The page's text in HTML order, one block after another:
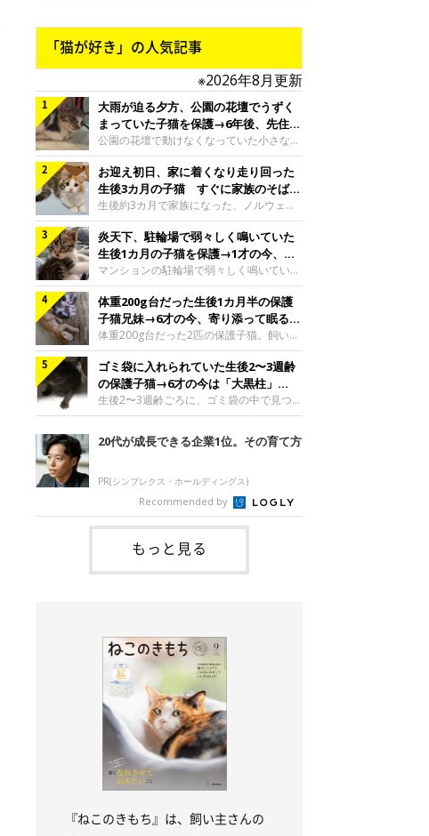
「猫が好き」の人気記事
※2026年8月更新
大雨が迫る夕方、公園の花壇でうずく
まっていた子猫を保護→6年後、先住猫
と“姉妹”のような関係に
公園の花壇で動けなくなっていた小さな子
猫。家族に迎えられてから6年、先住猫と
の間には深い絆が育まれていました。保護
当時のティダちゃん。
@muumuu62197189紹介するのは、
X（旧Twitter）ユーザー
@muumuu62197189さんの愛猫・ティダ
ちゃん（取材時6才）の成長記録です。こ
ちらは、生後3カ月ごろのティダちゃん。
飼い主さんが出会ったのは、夜から大雨に
なると予報されていた日の夕方でした。花
壇で動けずにいた子猫保護したばかりのテ
ィダちゃん。@muumuu62197189飼い主
さんは、公園の
お迎え初日、家に着くなり走り回った
生後3カ月の子猫 すぐに家族のそばで
落ち着く姿に「迎えてよかった」
生後約3カ月で家族になった、ノルウェー
ジャンフォレストキャットの子猫。お迎え
翌日には、すでに家でくつろぐ様子を見せ
ていました。お迎え翌日、ベッドでうとう
とするむうちゃんお迎え翌日のむうちゃ
ん。@umimugi0304紹介するのは、
Instagramユーザー@umimugi0304さんの
愛猫・むうちゃん（撮影時、生後約3カ月
／ノルウェージャンフォレストキャッ
ト）。こちらは、お迎え翌日に撮影された
一枚。ゴハンをお腹いっぱい食べたむうち
ゃんは眠くなり、飼い主さん夫婦のベッド
でうとうとし始めたのだとか。飼い主さ
炎天下、駐輪場で弱々しく鳴いていた
生後1カ月の子猫を保護→1才の今、筋
肉質でツンデレなコに成長
マンションの駐輪場で弱々しく鳴いてい
た、生後1カ月ほどの子猫。家族に迎えら
れてから1年、体も行動も大きく成長しま
した。炎天下の駐輪場で鳴いていた小さな
子猫保護当時のモモちゃん。@Kingponzu
紹介するのは、X（旧Twitter）ユーザー
@Kingponzuさんの愛猫・モモちゃん（取
材時1才）の成長記録です。こちらは、モ
モちゃんが生後1カ月ごろに撮影された一
枚。飼い主さんの自宅マンションの駐輪場
です。子猫時代のモモちゃん。
体重200g台だった生後1カ月半の保護
子猫兄妹→6才の今、寄り添って眠る姿
にほっこり！
体重200g台だった2匹の保護子猫。飼い主
さんの家族になってから6年、ともに成長
するなかで、2匹の関係にも少しずつ変化
が見られました。家族になったばかりの小
さな兄妹猫（写真上から）妹猫・てんちゃ
ん、兄猫・ラムくん。@ten_ramu紹介す
るのは、X（旧Twitter）ユーザー
@ten_ramuさんの愛猫・ラムくんとてん
す。この写真は、お迎えして間もない生後
1カ月半ごろの2匹。当時、ラムくんは260
グラム、てんちゃんは209グラムと、どち
らもとても小さな体でした。2匹
ゴミ袋に入れられていた生後2〜3週齢
の保護子猫→6才の今は「大黒柱」
に！ 美しい黒猫に成長した姿にグッ
とくる
生後2〜3週齢ごろに、ゴミ袋の中で見つか
った小さな命。ミルクから育てられたその
子猫は今、家族に欠かせない存在へと成長
しました。ゴミ袋の中で見つかった、ミニ
たころの、生後2〜3週齢ごろのドンちゃ
ん。@doddou_1今回紹介するのは、
X（旧Twitter）ユーザー@doddou_1さん
の愛猫・ドンちゃん（取材時、推定6才／
本名：ドミトリー・ドンスコイ）。ドンち
ゃんは、保護猫でした。ドンちゃんが見つ
かったのは、飼い主さんの姉の勤め先の敷
20代が成長できる企業1位。その育て方
PR(シンプレクス・ホールディングス)
Recommended by
もっと見る
『ねこのきもち』は、飼い主さんの